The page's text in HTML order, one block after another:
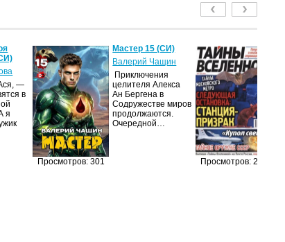
—
в
я
Просмотров: 301
Мастер 15 (СИ)
Валерий Чащин
Приключения
целителя Алекса
Ан Бергена в
Содружестве миров
продолжаются.
Очередной…
Просмотров: 268